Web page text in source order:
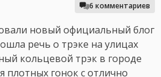
6 комментариев
новый официальный блог
речь о трэке на улицах
кольцевой трэк в городе
плотных гонок с отлично